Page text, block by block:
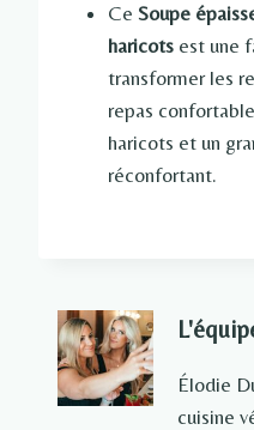
Ce Soupe
haricots est une
transformer les
repas
haricots et un
réconfortant.
Élodie
cuisine